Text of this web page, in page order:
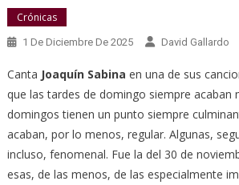
Crónicas
1 De Diciembre De 2025 David Gallardo
Canta Joaquín Sabina en una de sus
que las tardes de domingo siempre acaban
domingos tienen un punto siempre
acaban, por lo menos, regular. Algunas,
incluso, fenomenal. Fue la del 30 de
esas, de las menos, de las especialmente